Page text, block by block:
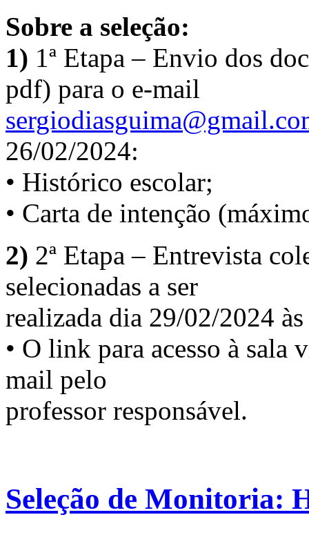
Sobre a seleção:
1) 1ª Etapa – Envio dos
pdf) para o e-mail
26/02/2024:
• Histórico escolar;
• Carta de intenção
2) 2ª Etapa – Entrevista
selecionadas a ser
realizada dia 29/02/2024
• O link para acesso à
mail pelo
professor responsável.
Seleção de Monitoria: